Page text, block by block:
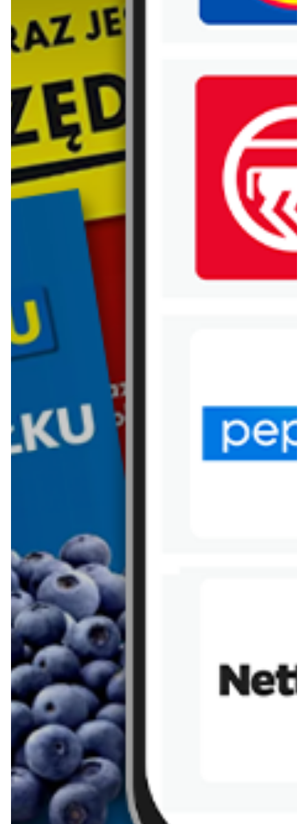
ostatnie 24h
Market Point
Zawartość dla osób
od dziś
Soplica - odkryj smaki lata w Lidlu
WIĘCEJ GAZETEK MARKET